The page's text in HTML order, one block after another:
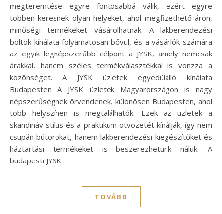
megteremtése egyre fontosabbá válik, ezért egyre
többen keresnek olyan helyeket, ahol megfizethető áron,
minőségi termékeket vásárolhatnak. A lakberendezési
boltok kínálata folyamatosan bővül, és a vásárlók számára
az egyik legnépszerűbb célpont a JYSK, amely nemcsak
árakkal, hanem széles termékválasztékkal is vonzza a
közönséget. A JYSK üzletek egyedülálló kínálata
Budapesten A JYSK üzletek Magyarországon is nagy
népszerűségnek örvendenek, különösen Budapesten, ahol
több helyszínen is megtalálhatók. Ezek az üzletek a
skandináv stílus és a praktikum ötvözetét kínálják, így nem
csupán bútorokat, hanem lakberendezési kiegészítőket és
háztartási termékeket is beszerezhetünk náluk. A
budapesti JYSK…
TOVÁBB